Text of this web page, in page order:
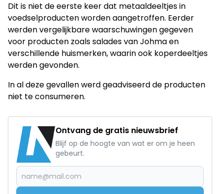
Dit is niet de eerste keer dat metaaldeeltjes in
voedselproducten worden aangetroffen. Eerder
werden vergelijkbare waarschuwingen gegeven
voor producten zoals salades van Johma en
verschillende huismerken, waarin ook koperdeeltjes
werden gevonden.
In al deze gevallen werd geadviseerd de producten
niet te consumeren.
Ontvang de gratis nieuwsbrief
Blijf op de hoogte van wat er om je heen
gebeurt.